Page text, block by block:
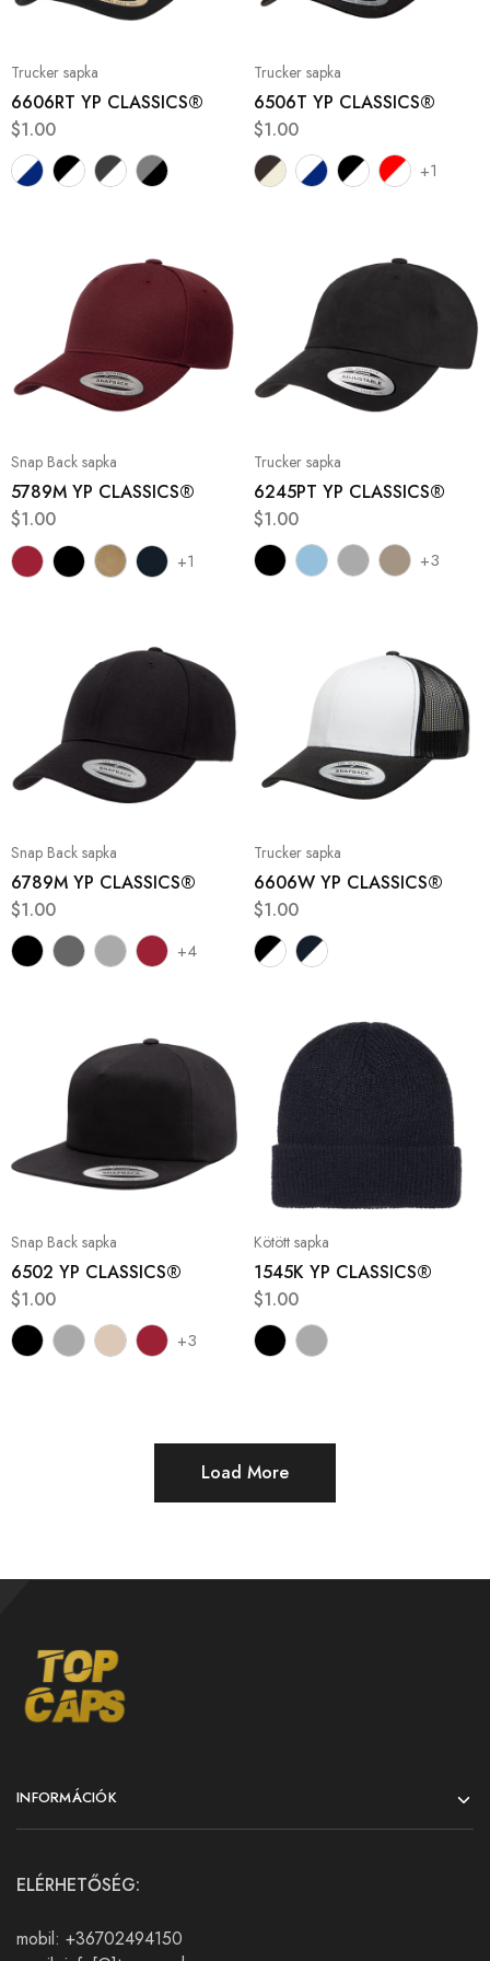
Trucker sapka
6606RT YP CLASSICS®
$1.00
Trucker sapka
6506T YP CLASSICS®
$1.00
+1
Snap Back sapka
5789M YP CLASSICS®
$1.00
+1
Trucker sapka
6245PT YP CLASSICS®
$1.00
+3
Snap Back sapka
6789M YP CLASSICS®
$1.00
+4
Trucker sapka
6606W YP CLASSICS®
$1.00
Snap Back sapka
6502 YP CLASSICS®
$1.00
+3
Kötött sapka
1545K YP CLASSICS®
$1.00
Load More
INFORMÁCIÓK
ELÉRHETŐSÉG:
mobil: +36702494150